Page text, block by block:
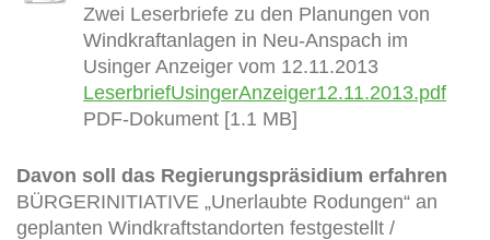
Zwei Leserbriefe zu den Planungen von
Windkraftanlagen in Neu-Anspach im
Usinger Anzeiger vom 12.11.2013
LeserbriefUsingerAnzeiger12.11.2013.pdf
PDF-Dokument [1.1 MB]
Davon soll das Regierungspräsidium erfahren
BÜRGERINITIATIVE „Unerlaubte Rodungen“ an
geplanten Windkraftstandorten festgestellt /